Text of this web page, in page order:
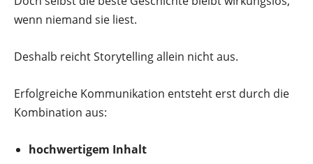
wenn niemand sie liest.
Deshalb reicht Storytelling allein nicht aus.
Erfolgreiche Kommunikation entsteht erst durch die
Kombination aus:
hochwertigem Inhalt